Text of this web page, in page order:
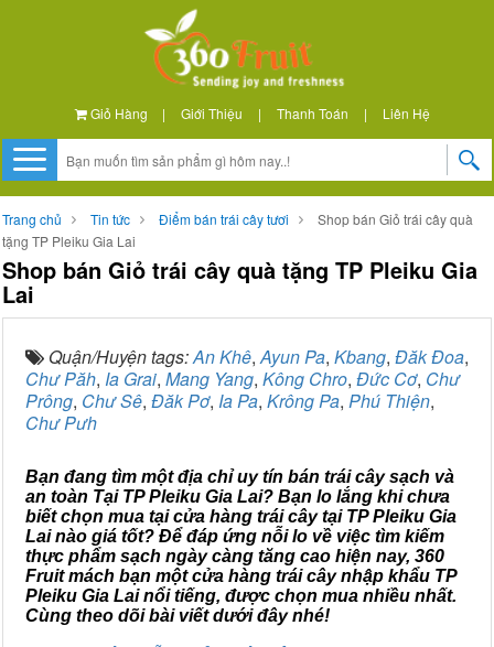
Giỏ Hàng | Giới Thiệu | Thanh Toán | Liên Hệ
Trang chủ Tin tức Điểm bán trái cây tươi
Shop bán Giỏ trái cây quà
tặng TP Pleiku Gia Lai
Shop bán Giỏ trái cây quà tặng TP Pleiku Gia
Lai
Quận/Huyện tags:An Khê,Ayun Pa, Kbang, Đăk Đoa,
Chư Păh, Ia Grai, Mang Yang, Kông Chro, Đức Cơ, Chư
Prông, Chư Sê, Đăk Pơ, Ia Pa, Krông Pa, Phú Thiện,
Chư Pưh
Bạn đang tìm một địa chỉ uy tín bán trái cây sạch và
an toàn Tại TP Pleiku Gia Lai? Bạn lo lắng khi chưa
biết chọn mua tại cửa hàng trái cây tại TP Pleiku Gia
Lai nào giá tốt? Để đáp ứng nỗi lo về việc tìm kiếm
thực phẩm sạch ngày càng tăng cao hiện nay, 360
Fruit mách bạn một cửa hàng trái cây nhập khẩu TP
Pleiku Gia Lai nổi tiếng, được chọn mua nhiều nhất.
Cùng theo dõi bài viết dưới đây nhé!